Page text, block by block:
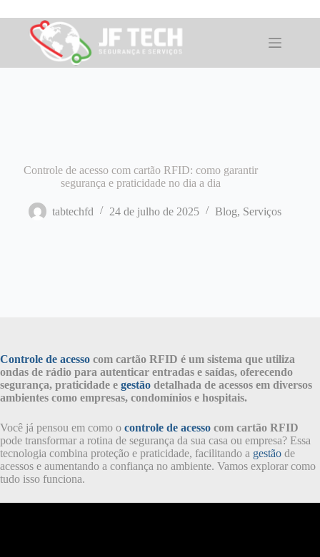
para
conteúdo
Controle de acesso com cartão RFID: como garantir
segurança e praticidade no dia a dia
tabtechfd 24 de julho de 2025 Blog, Serviços
Controle de acesso com cartão RFID é um sistema que utiliza
ondas de rádio para autenticar entradas e saídas, oferecendo
segurança, praticidade e gestão detalhada de acessos em diversos
ambientes como empresas, condomínios e hospitais.
Você já pensou em como o controle de acesso com cartão RFID
pode transformar a rotina de segurança da sua casa ou empresa? Essa
tecnologia combina proteção e praticidade, facilitando a gestão de
acessos e aumentando a confiança no ambiente. Vamos explorar como
tudo isso funciona.